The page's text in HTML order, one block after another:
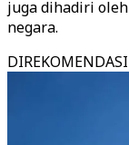
juga dihadiri
negara.